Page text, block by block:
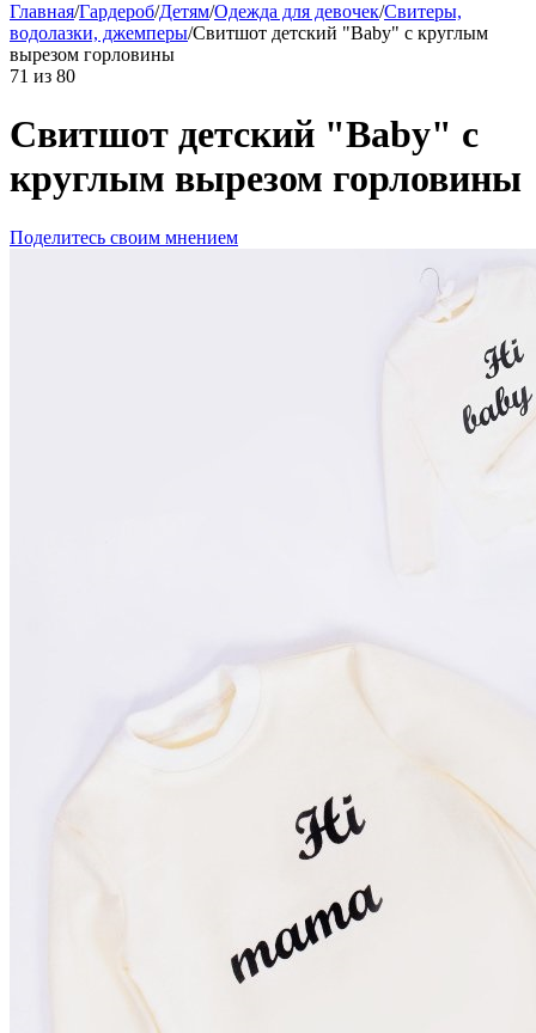
Главная/Гардероб/Детям/Одежда для девочек/Свитеры,
водолазки, джемперы/Свитшот детский "Baby" с круглым
вырезом горловины
71 из 80
Свитшот детский "Baby" с
круглым вырезом горловины
Поделитесь своим мнением